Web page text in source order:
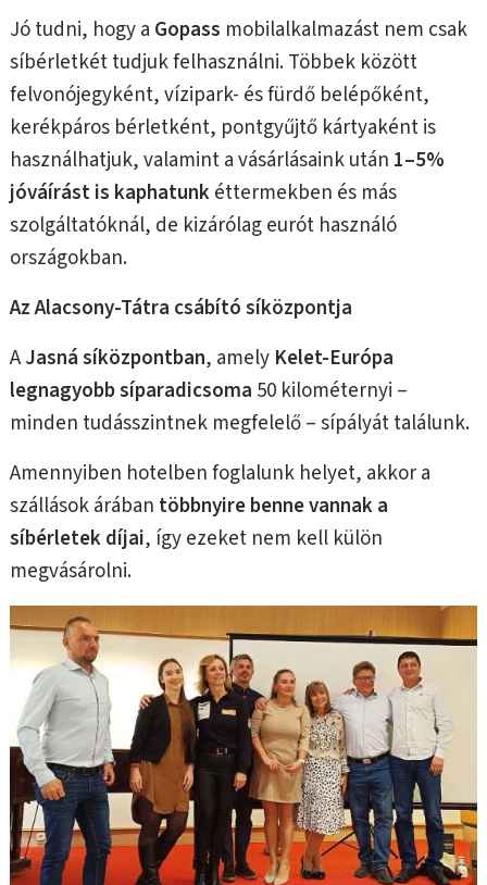
Jó tudni, hogy a Gopass mobilalkalmazást nem csak
síbérletkét tudjuk felhasználni. Többek között
felvonójegyként, vízipark- és fürdő belépőként,
kerékpáros bérletként, pontgyűjtő kártyaként is
használhatjuk, valamint a vásárlásaink után 1–5%
jóváírást is kaphatunkéttermekben és más
szolgáltatóknál, de kizárólag eurót használó
országokban.
Az Alacsony-Tátra csábító síközpontja
AJasná síközpontban, amely Kelet-Európa
legnagyobb síparadicsoma 50 kilométernyi –
minden tudásszintnek megfelelő – sípályát találunk.
Amennyiben hotelben foglalunk helyet, akkor a
szállások árában többnyire benne vannak a
síbérletek díjai, így ezeket nem kell külön
megvásárolni.